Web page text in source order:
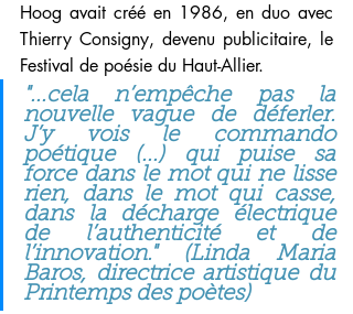
Hoog avait créé en 1986, en duo avec
Thierry Consigny, devenu publicitaire, le
Festival de poésie du Haut-Allier.
"...cela n’empêche pas la
nouvelle vague de déferler.
J’y vois le commando
poétique (...) qui puise sa
force dans le mot qui ne lisse
rien, dans le mot qui casse,
dans la décharge électrique
de l’authenticité et de
l’innovation." (Linda Maria
Baros, directrice artistique du
Printemps des poètes)